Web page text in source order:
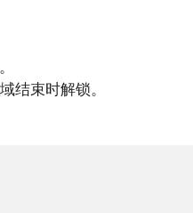
结束时解锁。